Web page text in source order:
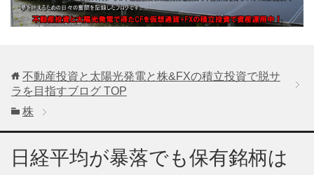
不動産投資と太陽光発電と株&FXの積立投資で脱サ
ラを目指すブログ TOP
株
日経平均が暴落でも保有銘柄は